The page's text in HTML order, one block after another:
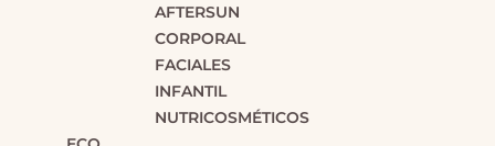
AFTERSUN
CORPORAL
FACIALES
INFANTIL
NUTRICOSMÉTICOS